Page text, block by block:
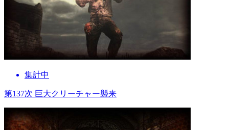
集計中
第137次 巨大クリーチャー襲来